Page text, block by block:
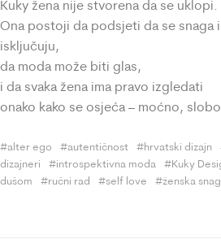
Kuky žena nije stvorena da se uklopi.
Ona postoji da podsjeti da se snaga
isključuju,
da moda može biti glas,
i da svaka žena ima pravo izgledati
onako kako se osjeća – moćno,
alter ego autentičnost hrvatski dizajn
dizajneri
introspektivna moda Kuky
dušom
ručni rad self love ženska